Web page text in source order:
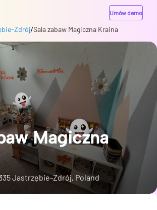
Umów demo
Zdrój/Sala zabaw Magiczna Kraina
Magiczna
Jastrzębie-Zdrój, Poland